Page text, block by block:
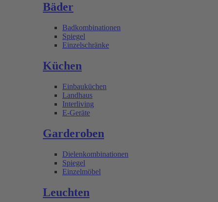
Bäder
Badkombinationen
Spiegel
Einzelschränke
Küchen
Einbauküchen
Landhaus
Interliving
E-Geräte
Garderoben
Dielenkombinationen
Spiegel
Einzelmöbel
Leuchten